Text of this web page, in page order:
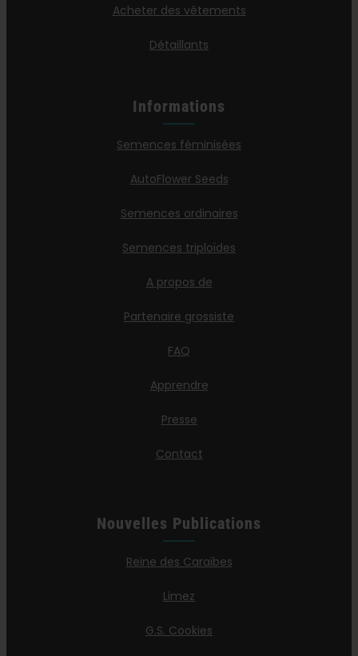
Acheter des vêtements
Détaillants
Informations
Semences féminisées
AutoFlower Seeds
Semences ordinaires
Semences triploïdes
A propos de
Partenaire grossiste
FAQ
Apprendre
Presse
Contact
Nouvelles Publications
Reine des Caraïbes
Limez
G.S. Cookies